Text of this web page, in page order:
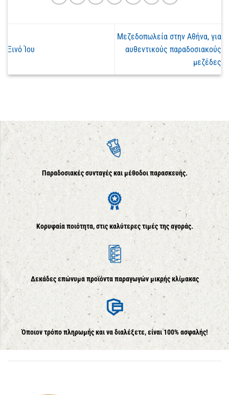
Ξινό Ίου
Μεζεδοπωλεία στην Αθήνα, για
αυθεντικούς παραδοσιακούς
μεζέδες
Παραδοσιακές συνταγές και μέθοδοι παρασκευής.
Κορυφαία ποιότητα, στις καλύτερες τιμές της αγοράς.
Δεκάδες επώνυμα προϊόντα παραγωγών μικρής κλίμακας
Όποιον τρόπο πληρωμής και να διαλέξετε, είναι 100% ασφαλής!